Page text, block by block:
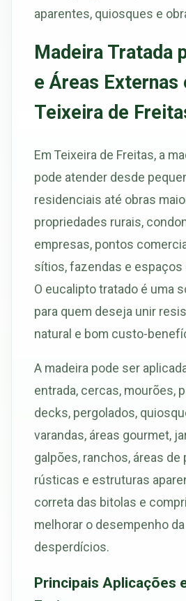
aparentes, quiosques e
Madeira Tratada
e Áreas Externas
Teixeira de
Em Teixeira de Freitas, a
pode atender desde
residenciais até obras
propriedades rurais,
empresas, pontos
sítios, fazendas e espaços
O eucalipto tratado é uma
para quem deseja unir
natural e bom custo-
A madeira pode ser
entrada, cercas, mourões,
decks, pergolados,
varandas, áreas gourmet,
galpões, ranchos, áreas
rústicas e estruturas
correta das bitolas e
melhorar o desempenho
desperdícios.
Principais Aplicações